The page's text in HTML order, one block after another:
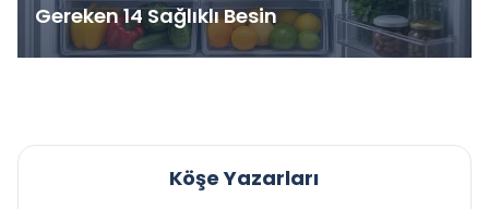
Gereken 14 Sağlıklı Besin
Köşe Yazarları